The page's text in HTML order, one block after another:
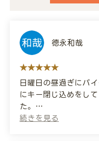
徳永和哉
日曜日の昼過ぎにバ
にキー閉じ込めをし
た。
とても丁寧に対応い